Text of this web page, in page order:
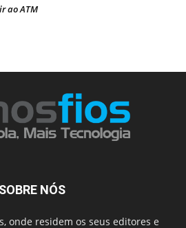
ao ATM
SOBRE NÓS
onde residem os seus editores e